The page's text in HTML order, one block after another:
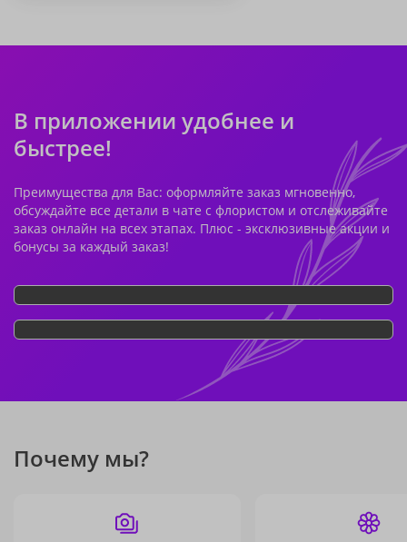
В приложении удобнее и
быстрее!
Преимущества для Вас: оформляйте заказ мгновенно,
обсуждайте все детали в чате с флористом и отслеживайте
заказ онлайн на всех этапах. Плюс - эксклюзивные акции и
бонусы за каждый заказ!
Почему мы?